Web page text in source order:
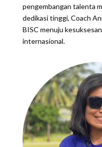
pengembangan talenta
dedikasi tinggi, Coach
BISC menuju
internasional.